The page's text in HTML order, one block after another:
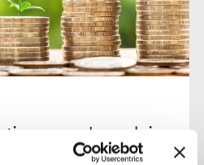
over schone lei-
op nfk.nl